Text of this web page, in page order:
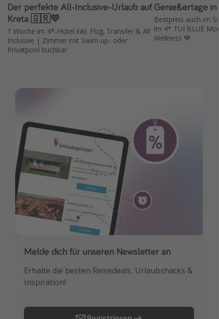
Der perfekte All-Inclusive-Urlaub auf
Kreta 🇬🇷💛
1 Woche im 4*-Hotel inkl. Flug, Transfer & All
Inclusive | Zimmer mit Swim-up- oder
Privatpool buchbar
Genießertage
Bestpreis auch im
im 4* TUI BLUE
Wellness 💙
Melde dich für unseren Newsletter an
Erhalte die besten Reisedeals, Urlaubshacks &
Inspiration!
Downloade unsere App
Buche die besten Reiseschnäppchen als
Erstes.